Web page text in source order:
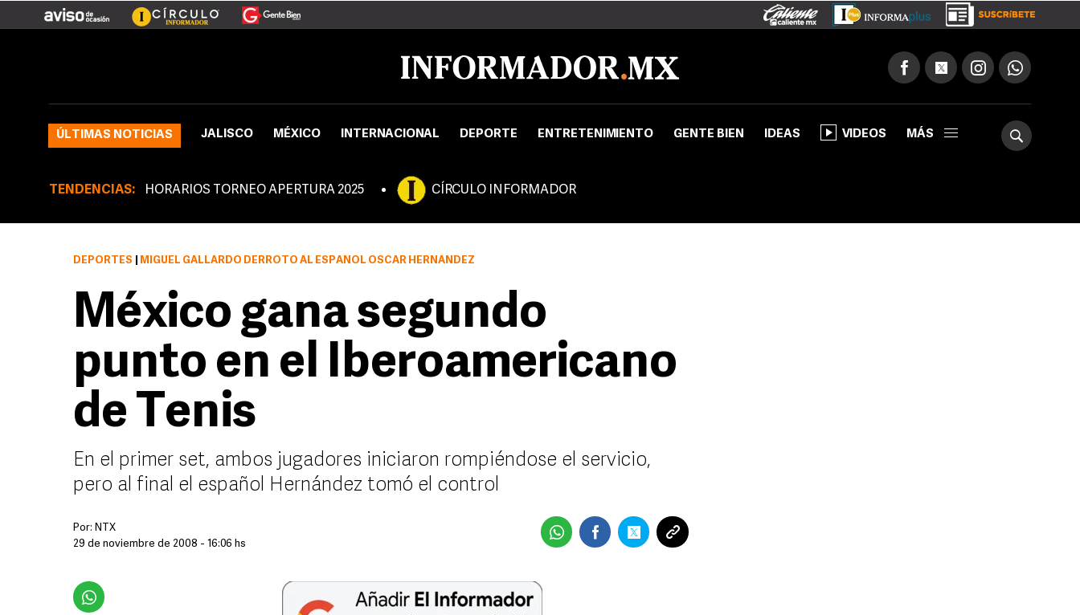
ÚLTIMAS NOTICIAS JALISCO MÉXICO INTERNACIONAL DEPORTE ENTRETENIMIENTO GENTE BIEN IDEAS VIDEOS MÁS
TENDENCIAS: HORARIOS TORNEO APERTURA 2025 CÍRCULO INFORMADOR
DEPORTES MIGUEL GALLARDO DERROTÓ AL ESPAÑOL OSCAR HERNÁNDEZ
México gana segundo
punto en el Iberoamericano
de Tenis
En el primer set, ambos jugadores iniciaron rompiéndose el servicio,
pero al final el español Hernández tomó el control
Por: NTX
29 de noviembre de 2008 - 16:06 hs